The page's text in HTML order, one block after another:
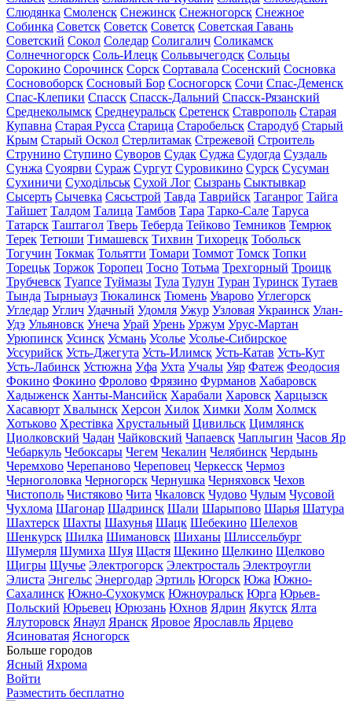
Слюдянка Смоленск Снежинск Снежногорск Снежное
Собинка Советск Советск Советск Советская Гавань
Советский Сокол Соледар Солигалич Соликамск
Солнечногорск Соль-Илецк Сольвычегодск Сольцы
Сорокино Сорочинск Сорск Сортавала Сосенский Сосновка
Сосновоборск Сосновый Бор Сосногорск Сочи Спас-Деменск
Спас-Клепики Спасск Спасск-Дальний Спасск-Рязанский
Среднеколымск Среднеуральск Сретенск Ставрополь Старая
Купавна Старая Русса Старица Старобельск Стародуб Старый
Крым Старый Оскол Стерлитамак Стрежевой Строитель
Струнино Ступино Суворов Судак Суджа Судогда Суздаль
Сунжа Суоярви Сураж Сургут Суровикино Сурск Сусуман
Сухиничи Суходільськ Сухой Лог Сызрань Сыктывкар
Сысерть Сычевка Сясьстрой Тавда Таврийск Таганрог Тайга
Тайшет Талдом Талица Тамбов Тара Тарко-Сале Таруса
Татарск Таштагол Тверь Теберда Тейково Темников Темрюк
Терек Тетюши Тимашевск Тихвин Тихорецк Тобольск
Тогучин Токмак Тольятти Томари Томмот Томск Топки
Торецьк Торжок Торопец Тосно Тотьма Трехгорный Троицк
Трубчевск Туапсе Туймазы Тула Тулун Туран Туринск Тутаев
Тында Тырныауз Тюкалинск Тюмень Уварово Углегорск
Угледар Углич Удачный Удомля Ужур Узловая Украинск Улан-
Удэ Ульяновск Унеча Урай Урень Уржум Урус-Мартан
Урюпинск Усинск Усмань Усолье Усолье-Сибирское
Уссурийск Усть-Джегута Усть-Илимск Усть-Катав Усть-Кут
Усть-Лабинск Устюжна Уфа Ухта Учалы Уяр Фатеж Феодосия
Фокино Фокино Фролово Фрязино Фурманов Хабаровск
Хадыженск Ханты-Мансийск Харабали Харовск Харцызск
Хасавюрт Хвалынск Херсон Хилок Химки Холм Холмск
Хотьково Хрестівка Хрустальный Цивильск Цимлянск
Циолковский Чадан Чайковский Чапаевск Чаплыгин Часов Яр
Чебаркуль Чебоксары Чегем Чекалин Челябинск Чердынь
Черемхово Черепаново Череповец Черкесск Чермоз
Черноголовка Черногорск Чернушка Черняховск Чехов
Чистополь Чистяково Чита Чкаловск Чудово Чулым Чусовой
Чухлома Шагонар Шадринск Шали Шарыпово Шарья Шатура
Шахтерск Шахты Шахунья Шацк Шебекино Шелехов
Шенкурск Шилка Шимановск Шиханы Шлиссельбург
Шумерля Шумиха Шуя Щастя Щекино Щелкино Щелково
Щигры Щучье Электрогорск Электросталь Электроугли
Элиста Энгельс Энергодар Эртиль Югорск Южа Южно-
Сахалинск Южно-Сухокумск Южноуральск Юрга Юрьев-
Польский Юрьевец Юрюзань Юхнов Ядрин Якутск Ялта
Ялуторовск Янаул Яранск Яровое Ярославль Ярцево
Ясиноватая Ясногорск
Больше городов
Ясный Яхрома
Войти
Разместить бесплатно